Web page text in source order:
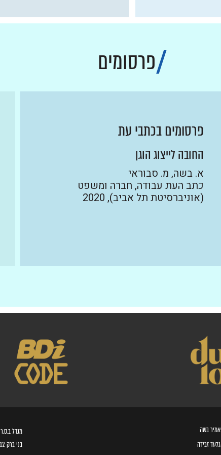
פרסומים
פרסומים בכתבי עת
החובה לייצוג הוגן
א. בשה, מ. סבוראי
כתב העת עבודה, חברה ומשפט
(אוניברסיטת תל אביב), 2020
אמיר בשה
גלעד זבידה
מגדל ב.ס.ר 4, קומה 23, רחוב מצדה 7
בני ברק 5126112